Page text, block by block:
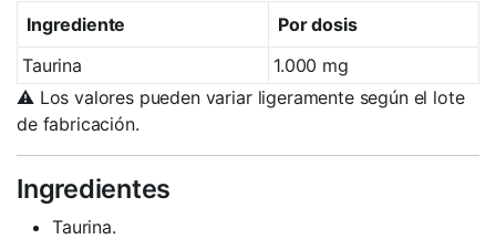
Ingrediente
Por dosis
Taurina
1.000 mg
⚠️ Los valores pueden variar ligeramente según el lote
de fabricación.
Ingredientes
Taurina.